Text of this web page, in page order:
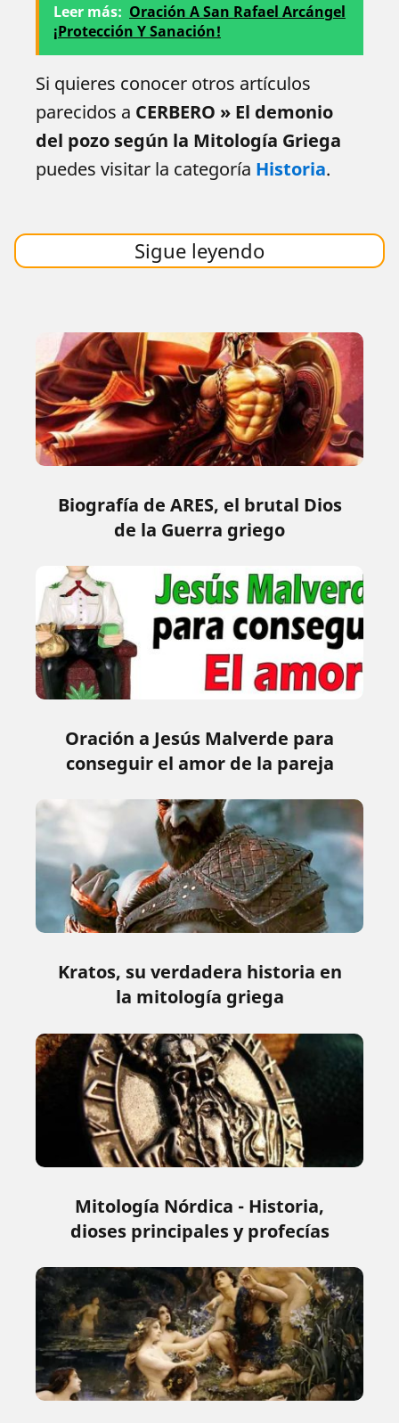
Leer más: Oración A San Rafael Arcángel
¡Protección Y Sanación!
Si quieres conocer otros artículos
parecidos a CERBERO » El demonio
del pozo según la Mitología Griega
puedes visitar la categoría Historia.
Sigue leyendo
Biografía de ARES, el brutal Dios
de la Guerra griego
Oración a Jesús Malverde para
conseguir el amor de la pareja
Kratos, su verdadera historia en
la mitología griega
Mitología Nórdica - Historia,
dioses principales y profecías